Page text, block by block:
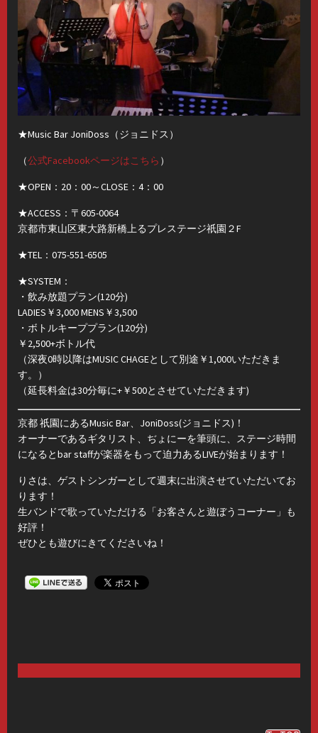
★Music Bar JoniDoss（ジョニドス）
（公式Facebookページはこちら ）
★OPEN：20：00～CLOSE：4：00
★ACCESS：〒605-0064
京都市東山区東大路新橋上るプレステージ祇園２F
★TEL：075-551-6505
★SYSTEM：
・飲み放題プラン(120分)
LADIES￥3,000 MENS￥3,500
・ボトルキーププラン(120分)
￥2,500+ボトル代
（深夜0時以降はMUSIC CHAGEとして別途￥1,000いただきま
す。）
（延長料金は30分毎に+￥500とさせていただきます)
京都 祇園にあるMusic Bar、JoniDoss(ジョニドス)！
オーナーであるギタリスト、ぢょにーを筆頭に、ステージ時間
になるとbar staffが楽器をもって迫力あるLIVEが始まります！
りさは、ゲストシンガーとして週末に出演させていただいてお
ります！
生バンドで歌っていただける「お客さんと遊ぼうコーナー」も
好評！
ぜひとも遊びにきてくださいね！